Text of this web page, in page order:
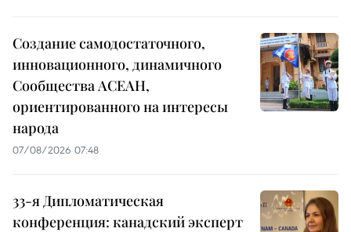
Создание самодостаточного,
инновационного, динамичного
Сообщества АСЕАН,
ориентированного на интересы
народа
07/08/2026 07:48
33-я Дипломатическая
конференция: канадский эксперт